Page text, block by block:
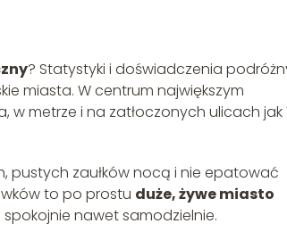
? Statystyki i doświadczenia
miasta. W centrum największym
w metrze i na zatłoczonych ulicach jak
pustych zaułków nocą i nie epatować
to po prostu duże, żywe miasto
nawet samodzielnie.